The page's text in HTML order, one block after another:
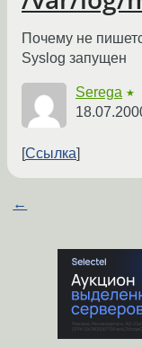
Почему не
Syslog запущен
Serega ★
Ссылка
←